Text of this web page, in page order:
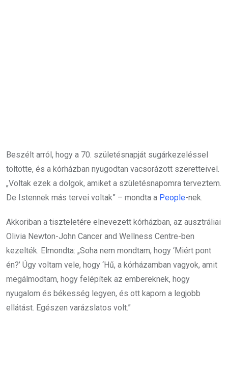
Beszélt arról, hogy a 70. születésnapját sugárkezeléssel
töltötte, és a kórházban nyugodtan vacsorázott szeretteivel.
„Voltak ezek a dolgok, amiket a születésnapomra terveztem.
De Istennek más tervei voltak” – mondta a People-nek.
Akkoriban a tiszteletére elnevezett kórházban, az ausztráliai
Olivia Newton-John Cancer and Wellness Centre-ben
kezelték. Elmondta: „Soha nem mondtam, hogy ‘Miért pont
én?’ Úgy voltam vele, hogy ‘Hű, a kórházamban vagyok, amit
megálmodtam, hogy felépítek az embereknek, hogy
nyugalom és békesség legyen, és ott kapom a legjobb
ellátást. Egészen varázslatos volt.”